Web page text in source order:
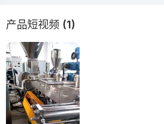
产品短视频 (1)